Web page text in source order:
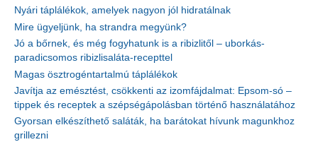
Nyári táplálékok, amelyek nagyon jól hidratálnak
Mire ügyeljünk, ha strandra megyünk?
Jó a bőrnek, és még fogyhatunk is a ribizlitől – uborkás-
paradicsomos ribizlisaláta-recepttel
Magas ösztrogéntartalmú táplálékok
Javítja az emésztést, csökkenti az izomfájdalmat: Epsom-só –
tippek és receptek a szépségápolásban történő használatához
Gyorsan elkészíthető saláták, ha barátokat hívunk magunkhoz
grillezni